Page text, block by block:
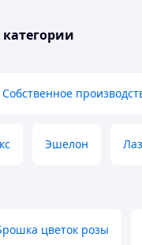
категории
Собственное
Эшелон
цветок розы